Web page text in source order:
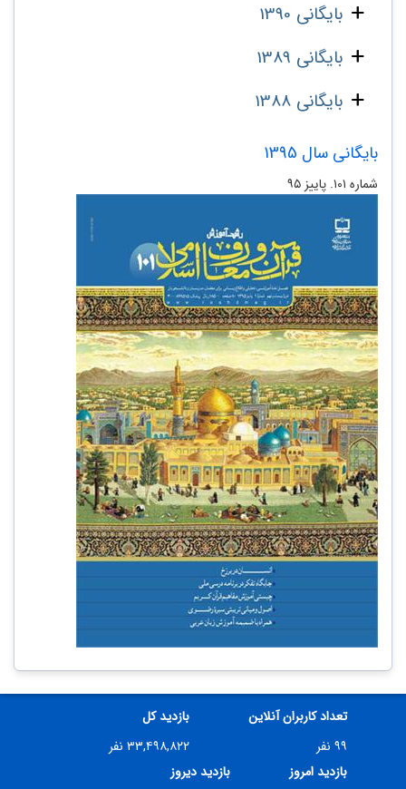
بایگانی 1390
بایگانی 1389
بایگانی 1388
بایگانی سال 1395
شماره ۱۰۱. پاییز ۹۵
تعداد کاربران آنلاین
۹۹ نفر
بازدید کل
۳۳,۴۹۸,۸۲۲ نفر
بازدید امروز
بازدید دیروز